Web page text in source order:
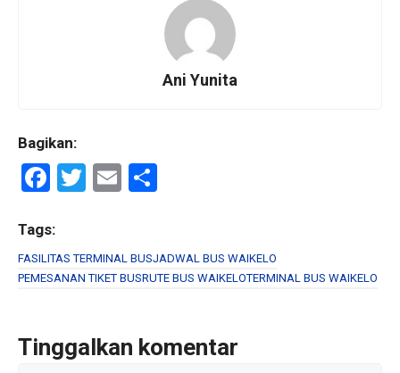
Ani Yunita
Bagikan:
F
ce
b
o
k
T
er
E
e
Tags:
FASILITAS TERMINAL BUSJADWAL BUS WAIKELO
PEMESANAN TIKET BUSRUTE BUS WAIKELOTERMINAL BUS WAIKELO
Tinggalkan komentar